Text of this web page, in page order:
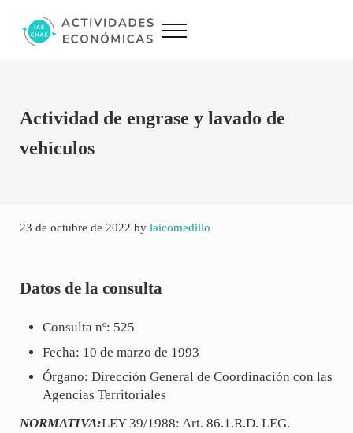
Actividades Económicas IAE CNAE
Menu
Actividad de engrase y lavado de
vehículos
23 de octubre de 2022 by laicomedillo
Datos de la consulta
Consulta nº: 525
Fecha: 10 de marzo de 1993
Órgano: Dirección General de Coordinación con las
Agencias Territoriales
NORMATIVA:LEY 39/1988: Art. 86.1.R.D. LEG.